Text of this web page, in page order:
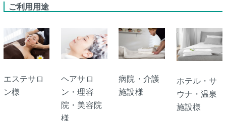
ご利用用途
エステサロ
ン様
ヘアサロ
ン・理容
院・美容院
様
病院・介護
施設様
ホテル・サ
ウナ・温泉
施設様